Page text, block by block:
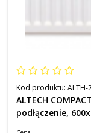
Kod produktu: ALTH-
ALTECH
podłączenie,